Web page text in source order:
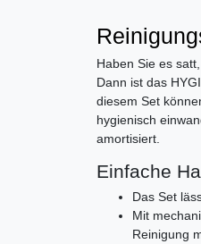
Haben Sie es
Dann ist das
diesem Set
hygienisch
amortisiert.
Einfache
Das Set
Mit
Reinigung